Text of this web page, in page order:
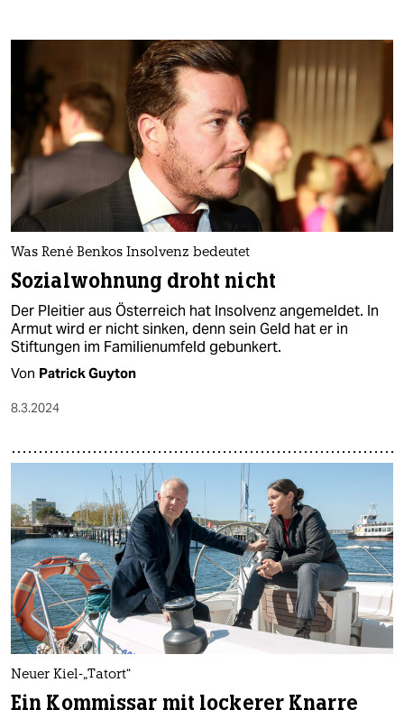
Was René Benkos Insolvenz bedeutet
Sozialwohnung droht nicht
Der Pleitier aus Österreich hat Insolvenz angemeldet. In
Armut wird er nicht sinken, denn sein Geld hat er in
Stiftungen im Familienumfeld gebunkert​.
Von Patrick Guyton
8.3.2024
Neuer Kiel-„Tatort“
Ein Kommissar mit lockerer Knarre